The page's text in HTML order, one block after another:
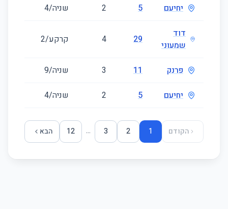
יחיעם 5
2 שניה/4
דוד
שמעוני
29
4 קרקע/2
פרנק 11
3 שניה/9
יחיעם 5
2 שניה/4
הקודם 1
2
3
...
12 הבא